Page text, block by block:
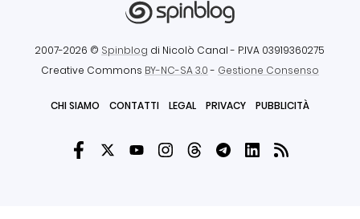
2007-2026 © Spinblog di Nicolò Canal - P.IVA 03919360275
Creative Commons BY-NC-SA 3.0- Gestione Consenso
CHI SIAMO CONTATTI LEGAL PRIVACY PUBBLICITÀ